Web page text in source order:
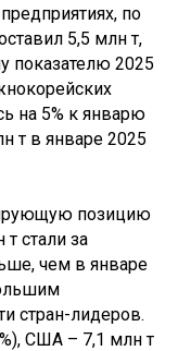
по
5,5 млн т,
показателю 2025
на 5% к январю
т в январе 2025
позицию
стали за
чем в январе
стран-лидеров.
США – 7,1 млн т